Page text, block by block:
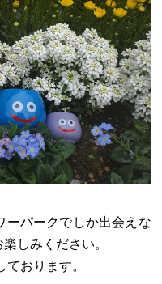
ーパークでしか出会えな
しみください。
おります。